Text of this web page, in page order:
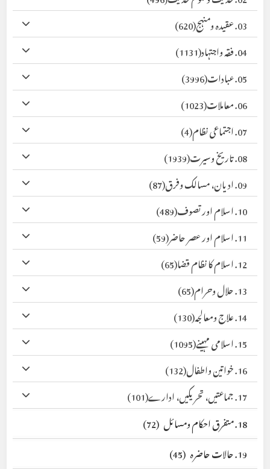
03. عقیدہ ومنہج
(620)
04. فقہ واجتہاد
(1131)
05. عبادات
(3996)
06. معاملات
(1023)
07. اجتماعی نظام
(4)
08. تاریخ وسیرت
(1939)
09. ادیان، مسالک وفرق
(87)
10. اسلام اور تصوف
(489)
11. اسلام اور عصر حاضر
(59)
12. اسلام کا نظام قضا
(65)
13. حلال وحرام
(65)
14. علاج ومعالجہ
(130)
15. اسلامی مہینے
(1095)
16. خواتین واطفال
(132)
17. جماعتیں، تحریکیں، ادارے
(101)
18. متفرق احکام ومسائل
(72)
19. حالات حاضرہ
(45)